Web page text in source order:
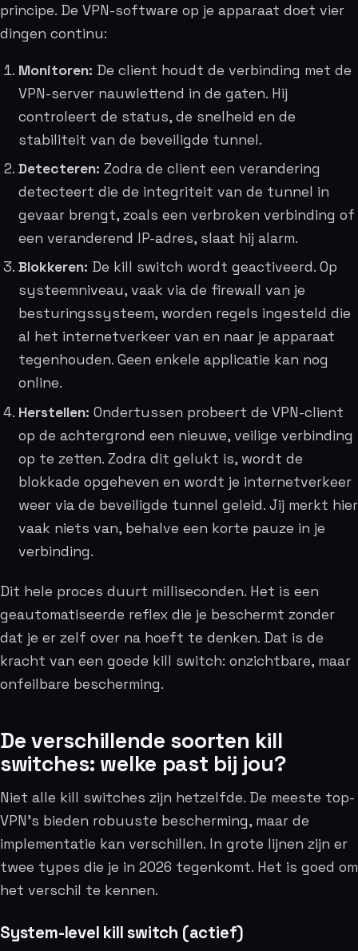
principe. De VPN-software op je apparaat doet vier
dingen continu:
Monitoren: De client houdt de verbinding met de
VPN-server nauwlettend in de gaten. Hij
controleert de status, de snelheid en de
stabiliteit van de beveiligde tunnel.
Detecteren: Zodra de client een verandering
detecteert die de integriteit van de tunnel in
gevaar brengt, zoals een verbroken verbinding of
een veranderend IP-adres, slaat hij alarm.
Blokkeren: De kill switch wordt geactiveerd. Op
systeemniveau, vaak via de firewall van je
besturingssysteem, worden regels ingesteld die
al het internetverkeer van en naar je apparaat
tegenhouden. Geen enkele applicatie kan nog
online.
Herstellen: Ondertussen probeert de VPN-client
op de achtergrond een nieuwe, veilige verbinding
op te zetten. Zodra dit gelukt is, wordt de
blokkade opgeheven en wordt je internetverkeer
weer via de beveiligde tunnel geleid. Jij merkt hier
vaak niets van, behalve een korte pauze in je
verbinding.
Dit hele proces duurt milliseconden. Het is een
geautomatiseerde reflex die je beschermt zonder
dat je er zelf over na hoeft te denken. Dat is de
kracht van een goede kill switch: onzichtbare, maar
onfeilbare bescherming.
De verschillende soorten kill
switches: welke past bij jou?
Niet alle kill switches zijn hetzelfde. De meeste top-
VPN’s bieden robuuste bescherming, maar de
implementatie kan verschillen. In grote lijnen zijn er
twee types die je in 2026 tegenkomt. Het is goed om
het verschil te kennen.
System-level kill switch (actief)